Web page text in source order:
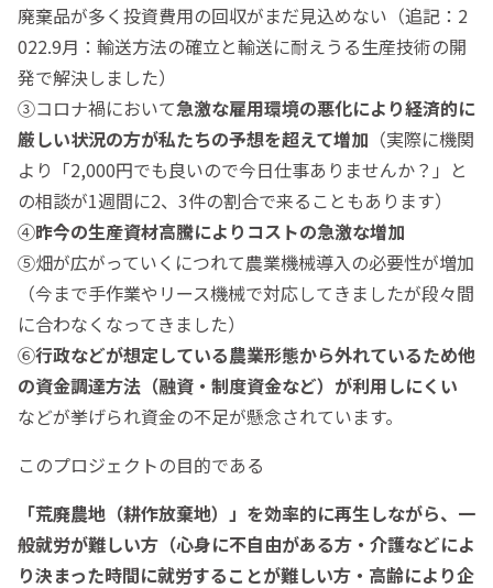
廃棄品が多く投資費用の回収がまだ見込めない（追記：2
022.9月：輸送方法の確立と輸送に耐えうる生産技術の開
発で解決しました）
③コロナ禍において急激な雇用環境の悪化により経済的に
厳しい状況の方が私たちの予想を超えて増加 （実際に機関
より「2,000円でも良いので今日仕事ありませんか？」と
の相談が1週間に2、3件の割合で来ることもあります）
④昨今の生産資材高騰によりコストの急激な増加
⑤畑が広がっていくにつれて農業機械導入の必要性が増加
（今まで手作業やリース機械で対応してきましたが段々間
に合わなくなってきました）
⑥行政などが想定している農業形態から外れているため他
の資金調達方法（融資・制度資金など）が利用しにくい
などが挙げられ資金の不足が懸念されています。
このプロジェクトの目的である
「荒廃農地（耕作放棄地）」を効率的に再生しながら、一
般就労が難しい方（心身に不自由がある方・介護などによ
り決まった時間に就労することが難しい方・高齢により企